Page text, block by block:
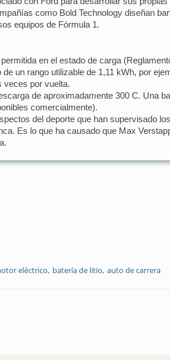
como Bold Technology diseñan
equipos de Fórmula 1.
en el estado de carga
un rango utilizable de 1,11 kWh, por
veces por vuelta.
de aproximadamente 300 C. Una
comercialmente).
del deporte que han supervisado
Es lo que ha causado que Max
eléctrico batería de litio auto de carrera